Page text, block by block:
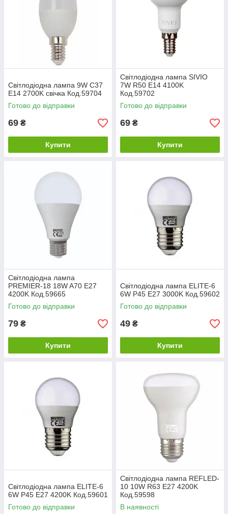
Світлодіодна лампа 9W C37
Е14 2700K свічка Код.59704
Готово до відправки
69 ₴
Купити
Світлодіодна лампа SIVIO
7W R50 Е14 4100K
Код.59702
Готово до відправки
69 ₴
Купити
Світлодіодна лампа
PREMIER-18 18W A70 Е27
4200K Код.59665
Готово до відправки
79 ₴
Купити
Світлодіодна лампа ELITE-6
6W P45 Е27 3000K Код.59602
Готово до відправки
49 ₴
Купити
Світлодіодна лампа ELITE-6
6W P45 Е27 4200K Код.59601
Готово до відправки
Світлодіодна лампа REFLED-
10 10W R63 Е27 4200K
Код.59598
В наявності